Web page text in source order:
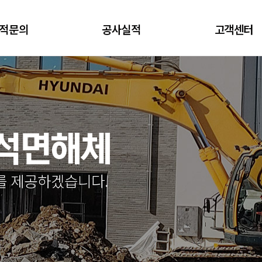
문의 공사실적 고객센터
면해체
제공하겠습니다.